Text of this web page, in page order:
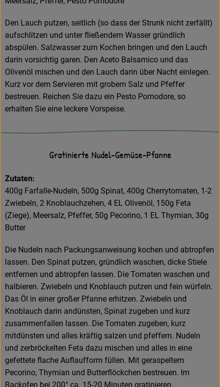
Den Lauch putzen, seitlich (so dass der Strunk nicht zerfällt)
aufschlitzen und unter fließendem Wasser gründlich
abspülen. Salzwasser zum Kochen bringen und den Lauch
darin vorsichtig garen. Den Aceto Balsamico und das
Olivenöl mischen und den Lauch darin über Nacht einlegen.
Kurz vor dem Servieren mit grobem Salz und Pfeffer
bestreuen. Reichen Sie dazu ein Pesto Pomodore, so
erhalten Sie eine leckere Vorspeise.
Gratinierte Nudel-Gemüse-Pfanne
Zutaten:
400g Farfalle-Nudeln, 500g Spinat, 400g Cherrytomaten, 1-2
Zwiebeln, 2 Knoblauchzehen, 4 EL Olivenöl, 150g Feta
(Ziege), Meersalz, Pfeffer, 50g Pecorino, 1 EL Thymian, 30g
Butter
Die Nudeln nach Packungsanweisung kochen und abtropfen
lassen. Den Spinat putzen, gründlich waschen, dicke Stiele
entfernen und abtropfen lassen. Die Tomaten waschen und
halbieren. Zwiebeln und Knoblauch putzen und fein würfeln.
Das Öl in einer großer Pfanne erhitzen. Zwiebeln und
Knoblauch darin andünsten, Spinat zugeben und kurz
zusammenfallen lassen. Die Tomaten zugeben, kurz
mitdünsten und alles kräftig salzen und pfeffern. Nudeln
und zerbröckelten Feta dazu mischen und alles in eine
gefettete flache Auflaufform füllen. Mit geraspeltem
Pecorino, Thymian und Butterflöckchen bestreuen. Im
Backofen bei 200° ca. 15-20 Minuten gratinieren.